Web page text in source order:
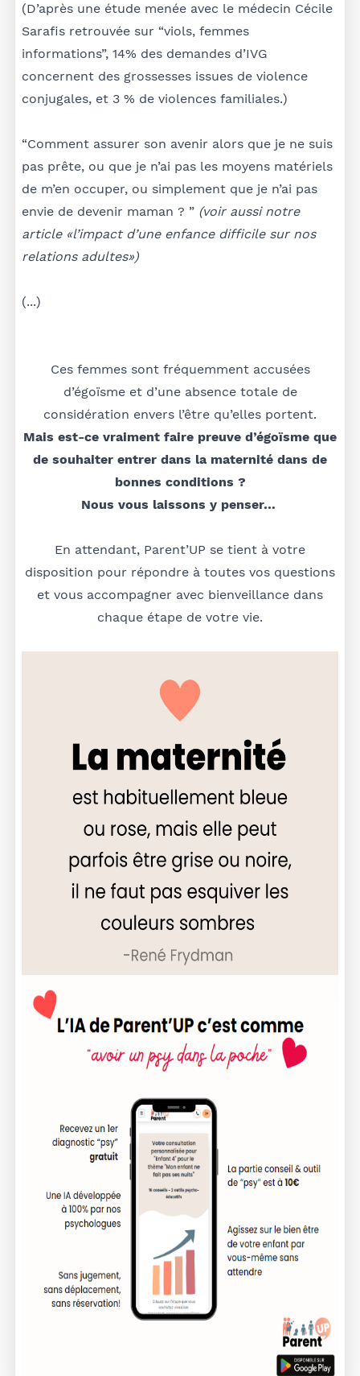
(D’après une étude menée avec le médecin Cécile
Sarafis retrouvée sur “viols, femmes
informations”, 14% des demandes d’IVG
concernent des grossesses issues de violence
conjugales, et 3 % de violences familiales.)
“Comment assurer son avenir alors que je ne suis
pas prête, ou que je n’ai pas les moyens matériels
de m’en occuper, ou simplement que je n’ai pas
envie de devenir maman ? ”(voir aussi notre
article «l’impact d’une enfance difficile sur nos
relations adultes»)
(...)
Ces femmes sont fréquemment accusées
d’égoïsme et d’une absence totale de
considération envers l’être qu’elles portent.
Mais est-ce vraiment faire preuve d’égoïsme que
de souhaiter entrer dans la maternité dans de
bonnes conditions ?
Nous vous laissons y penser…
En attendant, Parent’UP se tient à votre
disposition pour répondre à toutes vos questions
et vous accompagner avec bienveillance dans
chaque étape de votre vie.